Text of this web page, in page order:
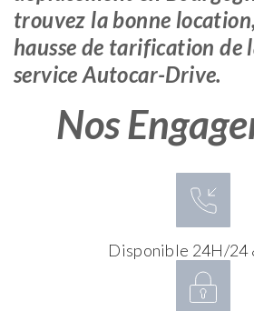
trouvez la bonne
hausse de tarification de
service Autocar-Drive.
Nos
Disponible 24H/24